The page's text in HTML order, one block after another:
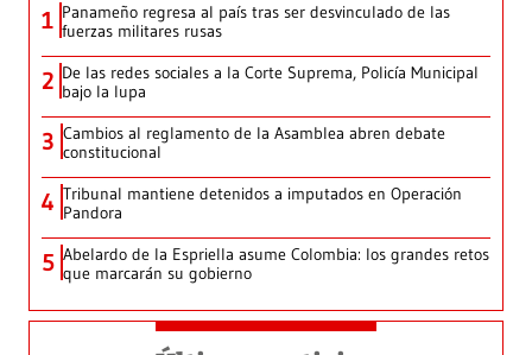
1 Panameño regresa al país tras ser desvinculado de las
fuerzas militares rusas
2 De las redes sociales a la Corte Suprema, Policía Municipal
bajo la lupa
3 Cambios al reglamento de la Asamblea abren debate
constitucional
4 Tribunal mantiene detenidos a imputados en Operación
Pandora
5 Abelardo de la Espriella asume Colombia: los grandes retos
que marcarán su gobierno